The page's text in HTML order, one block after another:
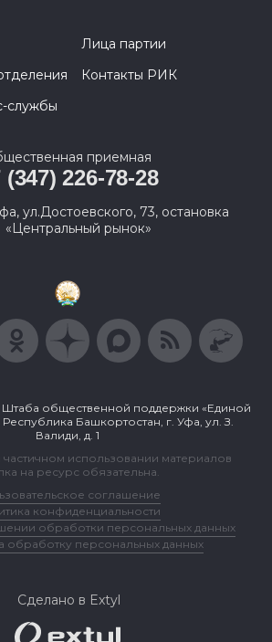
Лица партии
Контакты РИК
службы
приемная
(347) 226-78-28
ул.Достоевского, 73, остановка
«Центральный рынок»
общественной поддержки «Единой
Башкортостан, г. Уфа, ул. З.
Валиди, д. 1
использовании материалов
на ресурс обязательна.
соглашение
конфиденциальности
обработки персональных данных
обработку персональных данных
Сделано в Extyl